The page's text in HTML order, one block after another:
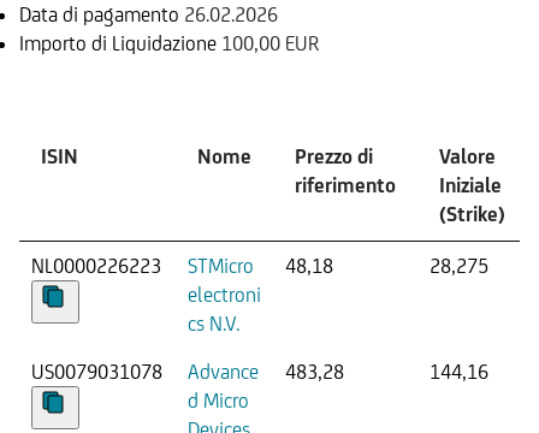
Data di pagamento 26.02.2026
Importo di Liquidazione 100,00 EUR
ISIN Nome
Prezzo di
riferimento
Valore
Iniziale
(Strike)
NL0000226223
STMicro
electroni
cs N.V.
48,18 28,275
US0079031078
Advance
d Micro
483,28 144,16